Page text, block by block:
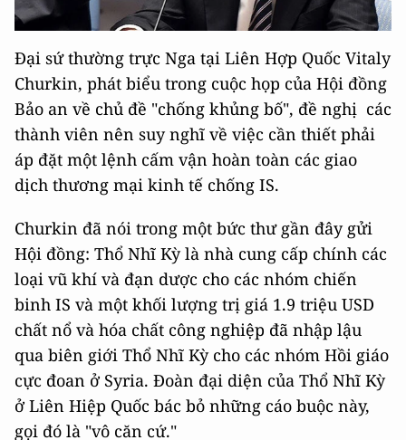
Đại sứ thường trực Nga tại Liên Hợp Quốc Vitaly
Churkin, phát biểu trong cuộc họp của Hội đồng
Bảo an về chủ đề "chống khủng bố", đề nghị các
thành viên nên suy nghĩ về việc cần thiết phải
áp đặt một lệnh cấm vận hoàn toàn các giao
dịch thương mại kinh tế chống IS.
Churkin đã nói trong một bức thư gần đây gửi
Hội đồng: Thổ Nhĩ Kỳ là nhà cung cấp chính các
loại vũ khí và đạn dược cho các nhóm chiến
binh IS và một khối lượng trị giá 1.9 triệu USD
chất nổ và hóa chất công nghiệp đã nhập lậu
qua biên giới Thổ Nhĩ Kỳ cho các nhóm Hồi giáo
cực đoan ở Syria. Đoàn đại diện của Thổ Nhĩ Kỳ
ở Liên Hiệp Quốc bác bỏ những cáo buộc này,
gọi đó là "vô căn cứ."